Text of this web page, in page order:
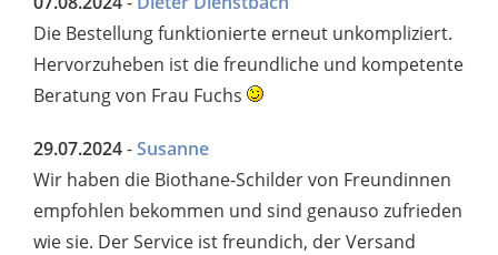
Die Bestellung funktionierte erneut unkompliziert.
Hervorzuheben ist die freundliche und kompetente
Beratung von Frau Fuchs
29.07.2024-Susanne
Wir haben die Biothane-Schilder von Freundinnen
empfohlen bekommen und sind genauso zufrieden
wie sie. Der Service ist freundich, der Versand